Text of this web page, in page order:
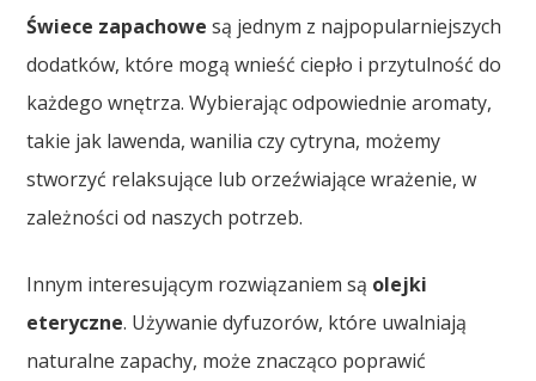
Świece zapachowe są jednym z najpopularniejszych
dodatków, które mogą wnieść ciepło i przytulność do
każdego wnętrza. Wybierając odpowiednie aromaty,
takie jak lawenda, wanilia czy cytryna, możemy
stworzyć relaksujące lub orzeźwiające wrażenie, w
zależności od naszych potrzeb.
Innym interesującym rozwiązaniem są olejki
eteryczne. Używanie dyfuzorów, które uwalniają
naturalne zapachy, może znacząco poprawić